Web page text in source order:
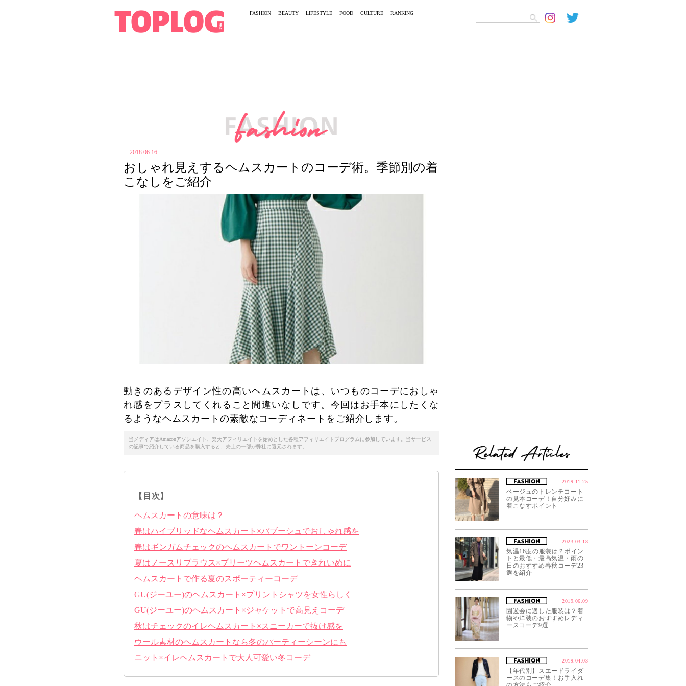
FASHION BEAUTY LIFESTYLE FOOD CULTURE RANKING
2018.06.16
おしゃれ見えするヘムスカートのコーデ術。季節別の着
こなしをご紹介
動きのあるデザイン性の高いヘムスカートは、いつものコーデにおしゃ
れ感をプラスしてくれること間違いなしです。今回はお手本にしたくな
るようなヘムスカートの素敵なコーディネートをご紹介します。
当メディアはAmazonアソシエイト、楽天アフィリエイトを始めとした各種アフィリエイトプログラムに参加しています。当サービス
の記事で紹介している商品を購入すると、売上の一部が弊社に還元されます。
【目次】
ヘムスカートの意味は？
春はハイブリッドなヘムスカート×バブーシュでおしゃれ感を
春はギンガムチェックのヘムスカートでワントーンコーデ
夏はノースリブラウス×プリーツヘムスカートできれいめに
ヘムスカートで作る夏のスポーティーコーデ
GU(ジーユー)のヘムスカート×プリントシャツを女性らしく
GU(ジーユー)のヘムスカート×ジャケットで高見えコーデ
秋はチェックのイレヘムスカート×スニーカーで抜け感を
ウール素材のヘムスカートなら冬のパーティーシーンにも
ニット×イレヘムスカートで大人可愛い冬コーデ
2019.11.25
ベージュのトレンチコート
の見本コーデ！自分好みに
着こなすポイント
2023.03.18
気温16度の服装は？ポイン
トと最低・最高気温・雨の
日のおすすめ春秋コーデ23
選を紹介
2019.06.09
園遊会に適した服装は？着
物や洋装のおすすめレディ
ースコーデ9選
2019.04.03
【年代別】スエードライダ
ースのコーデ集！お手入れ